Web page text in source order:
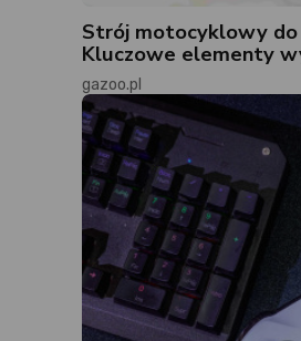
Strój motocyklowy do
Kluczowe elementy
gazoo.pl